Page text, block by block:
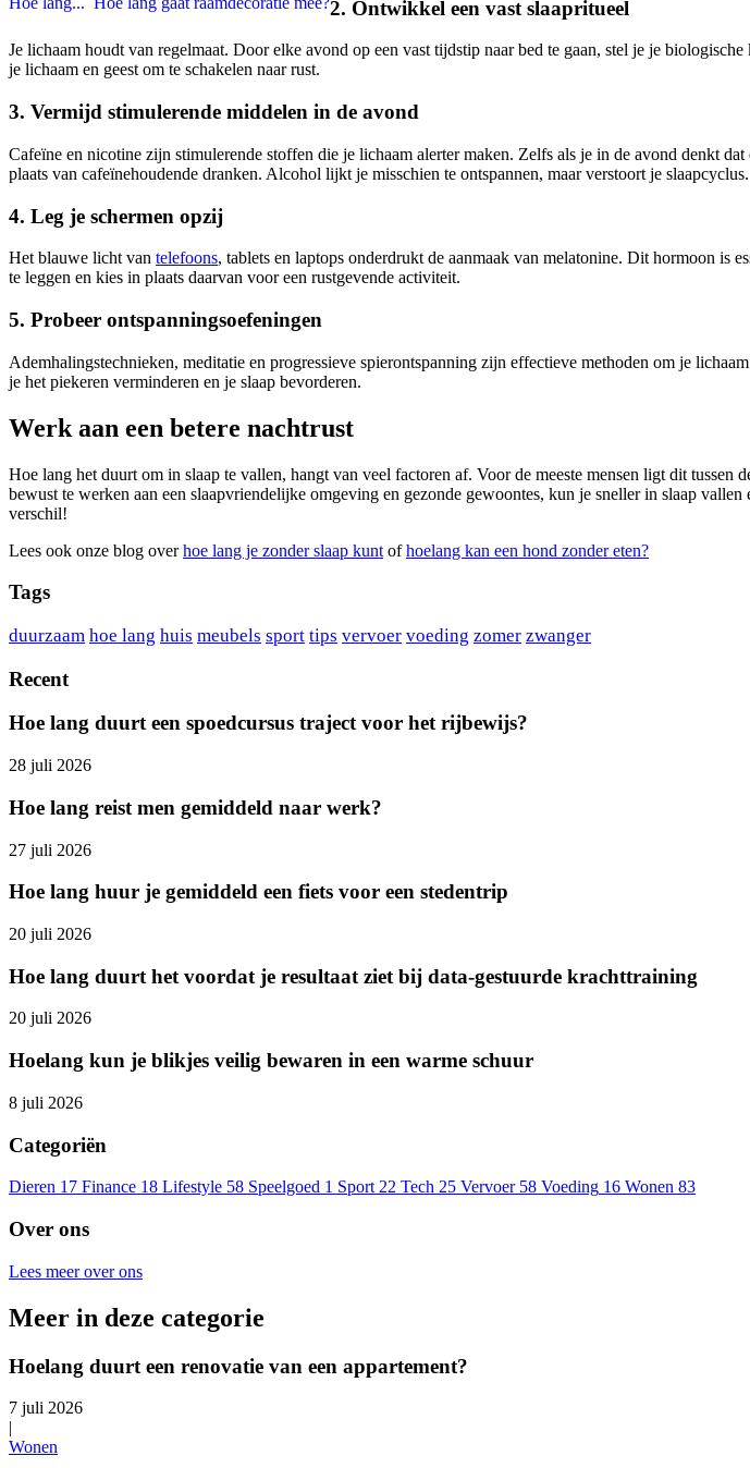
2. Ontwikkel een vast slaapritueel
Je lichaam houdt van regelmaat. Door elke avond op een vast tijdstip naar bed te gaan, stel je je
je lichaam en geest om te schakelen naar rust.
3. Vermijd stimulerende middelen in de avond
Cafeïne en nicotine zijn stimulerende stoffen die je lichaam alerter maken. Zelfs als je in de avond denkt
plaats van cafeïnehoudende dranken. Alcohol lijkt je misschien te ontspannen, maar verstoort je slaapcyclus.
4. Leg je schermen opzij
Het blauwe licht van telefoons, tablets en laptops onderdrukt de aanmaak van melatonine. Dit hormoon is
te leggen en kies in plaats daarvan voor een rustgevende activiteit.
5. Probeer ontspanningsoefeningen
Ademhalingstechnieken, meditatie en progressieve spierontspanning zijn effectieve methoden om je
je het piekeren verminderen en je slaap bevorderen.
Werk aan een betere nachtrust
Hoe lang het duurt om in slaap te vallen, hangt van veel factoren af. Voor de meeste mensen ligt dit
bewust te werken aan een slaapvriendelijke omgeving en gezonde gewoontes, kun je sneller in slaap
verschil!
Lees ook onze blog overhoe lang je zonder slaap kunt ofhoelang kan een hond zonder eten?
Tags
duurzaam hoe lang huis meubels sport tips vervoer voeding zomer zwanger
Recent
Hoe lang duurt een spoedcursus traject voor het rijbewijs?
28 juli 2026
Hoe lang reist men gemiddeld naar werk?
27 juli 2026
Hoe lang huur je gemiddeld een fiets voor een stedentrip
20 juli 2026
Hoe lang duurt het voordat je resultaat ziet bij data-gestuurde krachttraining
20 juli 2026
Hoelang kun je blikjes veilig bewaren in een warme schuur
8 juli 2026
Categoriën
Dieren 17 Finance 18 Lifestyle 58 Speelgoed 1 Sport 22 Tech 25 Vervoer 58 Voeding 16 Wonen 83
Over ons
Lees meer over ons
Meer in deze categorie
Hoelang duurt een renovatie van een appartement?
7 juli 2026
|
Wonen